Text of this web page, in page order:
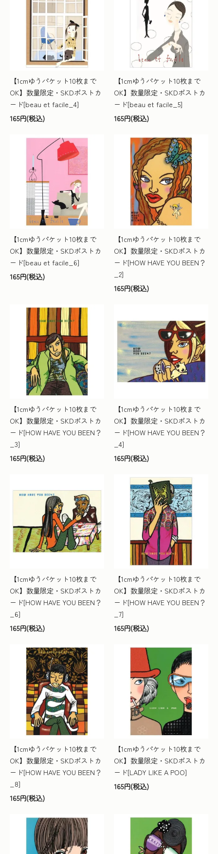
【1cmゆうパケット10枚まで
OK】数量限定・SKDポストカ
ード[beau et facile_4]
165円(税込)
【1cmゆうパケット10枚まで
OK】数量限定・SKDポストカ
ード[beau et facile_5]
165円(税込)
【1cmゆうパケット10枚まで
OK】数量限定・SKDポストカ
ード[beau et facile_6]
165円(税込)
【1cmゆうパケット10枚まで
OK】数量限定・SKDポストカ
ード[HOW HAVE YOU BEEN？
_2]
165円(税込)
【1cmゆうパケット10枚まで
OK】数量限定・SKDポストカ
ード[HOW HAVE YOU BEEN？
_3]
165円(税込)
【1cmゆうパケット10枚まで
OK】数量限定・SKDポストカ
ード[HOW HAVE YOU BEEN？
_4]
165円(税込)
【1cmゆうパケット10枚まで
OK】数量限定・SKDポストカ
ード[HOW HAVE YOU BEEN？
_6]
165円(税込)
【1cmゆうパケット10枚まで
OK】数量限定・SKDポストカ
ード[HOW HAVE YOU BEEN？
_7]
165円(税込)
【1cmゆうパケット10枚まで
OK】数量限定・SKDポストカ
ード[HOW HAVE YOU BEEN？
_8]
165円(税込)
【1cmゆうパケット10枚まで
OK】数量限定・SKDポストカ
ード[LADY LIKE A POO]
165円(税込)